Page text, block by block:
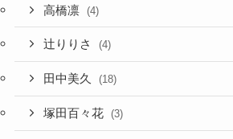
高橋凛 (4)
辻りりさ (4)
田中美久 (18)
塚田百々花 (3)